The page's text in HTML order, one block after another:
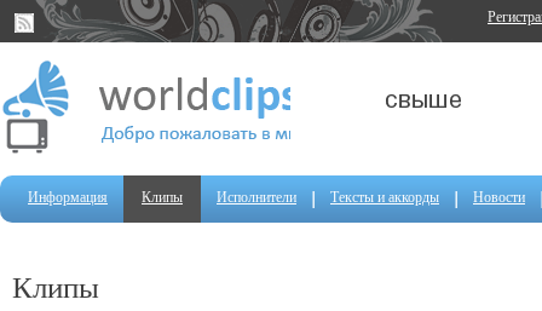
Информация Клипы Исполнители Тексты и аккорды Новости
Клипы